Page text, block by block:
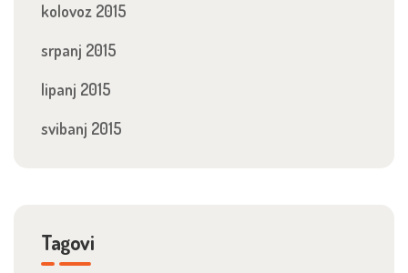
kolovoz 2015
srpanj 2015
lipanj 2015
svibanj 2015
Tagovi